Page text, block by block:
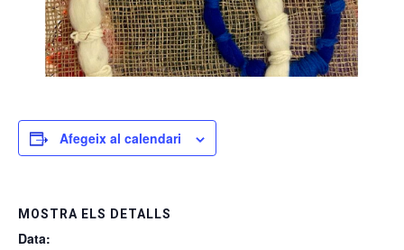
Afegeix al calendari
MOSTRA ELS DETALLS
Data: